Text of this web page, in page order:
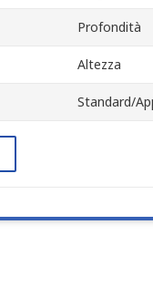
Profondità
Altezza
Standard/